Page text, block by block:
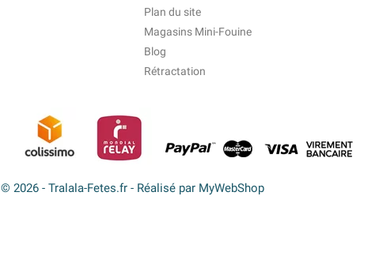
Plan du site
Magasins Mini-Fouine
Blog
Rétractation
© 2026 - Tralala-Fetes.fr - Réalisé par MyWebShop